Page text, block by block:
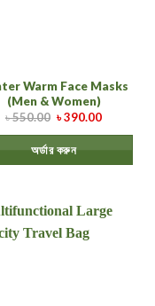
Warm Face Masks
(Men & Women)
৳550.00 ৳390.00
অর্ডার করুন